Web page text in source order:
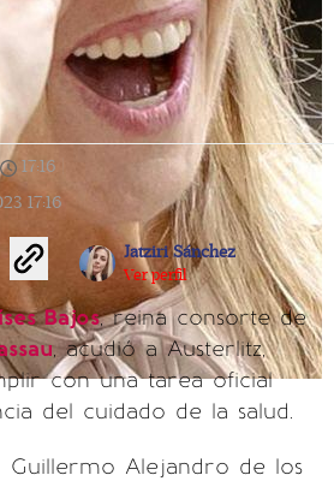
17:16
17:16
Jatziri Sánchez
Ver perfil
Bajos, reina consorte de
, acudió a Austerlitz,
con una tarea oficial
del cuidado de la salud.
Guillermo Alejandro de los